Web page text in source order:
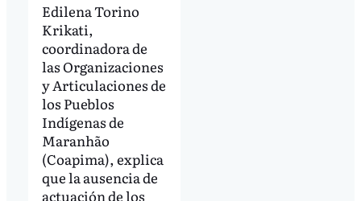
Edilena Torino
Krikati,
coordinadora de
las Organizaciones
y Articulaciones de
los Pueblos
Indígenas de
Maranhão
(Coapima), explica
que la ausencia de
actuación de los